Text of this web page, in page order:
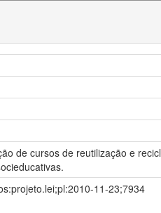
de cursos de reutilização e
11-23;7934